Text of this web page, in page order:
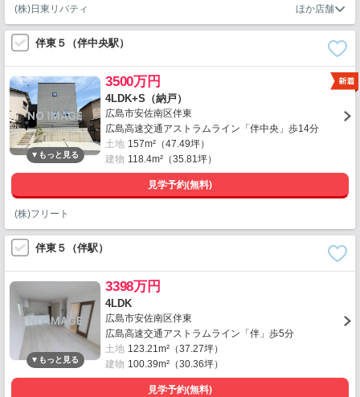
(株)日東リバティ
伴東５（伴中央駅）
3500万円
4LDK+S（納戸）
広島市安佐南区伴東
広島高速交通アストラムライン「伴中央」歩14分
土地 157m²（47.49坪）
建物 118.4m²（35.81坪）
見学予約(無料)
(株)フリート
伴東５（伴駅）
3398万円
4LDK
広島市安佐南区伴東
広島高速交通アストラムライン「伴」歩5分
土地 123.21m²（37.27坪）
建物 100.39m²（30.36坪）
見学予約(無料)